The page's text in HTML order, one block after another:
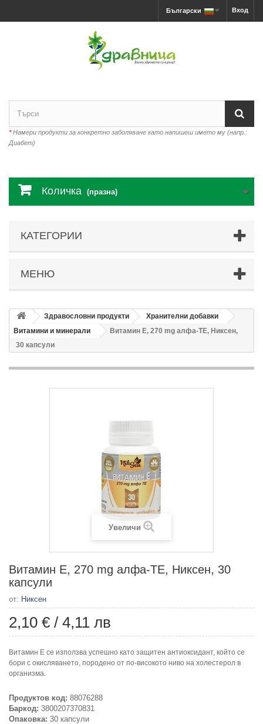
Вход
Български
*Намери продукти за конкретно заболяване като напишеш името му (напр.:
Диабет)
Количка (празна)
КАТЕГОРИИ
МЕНЮ
Здравословни продукти
Хранителни добавки
Витамини и минерали
Витамин Е, 270 mg алфа-ТЕ, Никсен,
30 капсули
Увеличи
Витамин Е, 270 mg алфа-ТЕ, Никсен, 30
капсули
от: Никсен
2,10 € / 4,11 лв
Витамин Е се използва успешно като защитен антиоксидант, който се
бори с окисляването, породено от по-високото ниво на холестерол в
организма.
Продуктов код: 88076288
Баркод: 3800207370831
Опаковка: 30 капсули